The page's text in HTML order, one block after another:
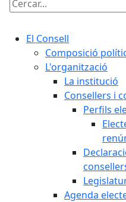
Cercar:
El Consell
Composició
L'organització
La institució
Consellers i
Perfils
Agenda